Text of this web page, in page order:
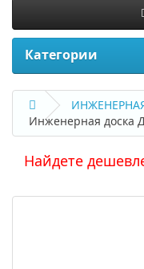
Категории
Инженерная доска
Найдете